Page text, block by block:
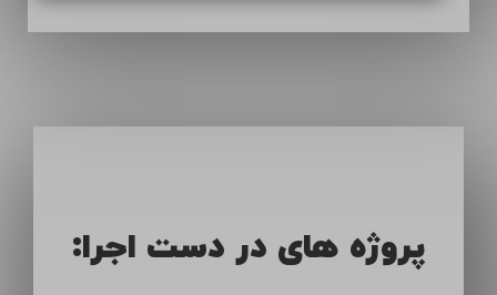
پروژه های در دست اجرا: